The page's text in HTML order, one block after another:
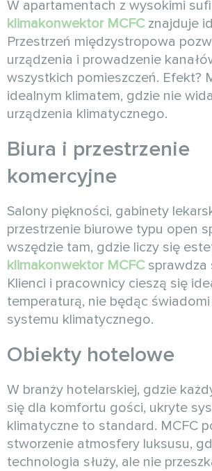
W apartamentach z wysokimi
klimakonwektor MCFCznajduje
Przestrzeń międzystropowa
urządzenia i prowadzenie
wszystkich pomieszczeń. Efekt?
idealnym klimatem, gdzie nie
urządzenia klimatycznego.
Biura i przestrzenie
komercyjne
Salony piękności, gabinety
przestrzenie biurowe typu open
wszędzie tam, gdzie liczy się
klimakonwektor MCFCsprawdza
Klienci i pracownicy cieszą się
temperaturą, nie będąc
systemu klimatycznego.
Obiekty hotelowe
W branży hotelarskiej, gdzie
się dla komfortu gości, ukryte
klimatyczne to standard. MCFC
stworzenie atmosfery luksusu,
technologia służy, ale nie